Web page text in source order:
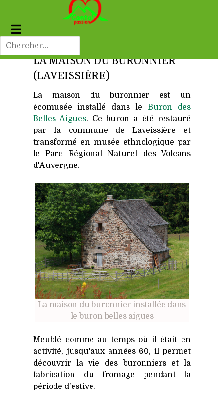
LA MAISON DU BURONNIER
(LAVEISSIÈRE)
La maison du buronnier est un
écomusée installé dans le Buron des
Belles Aigues. Ce buron a été restauré
par la commune de Laveissière et
transformé en musée ethnologique par
le Parc Régional Naturel des Volcans
d'Auvergne.
La maison du buronnier installée dans
le buron belles aigues
Meublé comme au temps où il était en
activité, jusqu'aux années 60, il permet
découvrir la vie des buronniers et la
fabrication du fromage pendant la
période d'estive.